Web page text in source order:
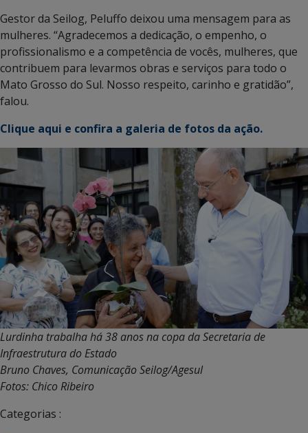
Gestor da Seilog, Peluffo deixou uma mensagem para as
mulheres. “Agradecemos a dedicação, o empenho, o
profissionalismo e a competência de vocês, mulheres, que
contribuem para levarmos obras e serviços para todo o
Mato Grosso do Sul. Nosso respeito, carinho e gratidão”,
falou.
Clique aqui e confira a galeria de fotos da ação.
Lurdinha trabalha há 38 anos na copa da Secretaria de
Infraestrutura do Estado
Bruno Chaves, Comunicação Seilog/Agesul
Fotos: Chico Ribeiro
Categorias :